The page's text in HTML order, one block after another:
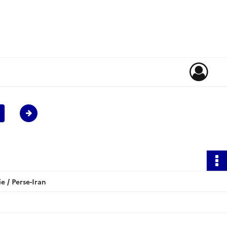
/ Perse-Iran